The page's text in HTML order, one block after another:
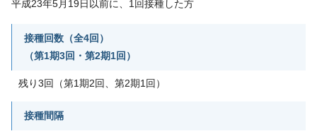
平成23年5月19日以前に、1回接種した方
接種回数（全4回）
（第1期3回・第2期1回）
残り3回（第1期2回、第2期1回）
接種間隔